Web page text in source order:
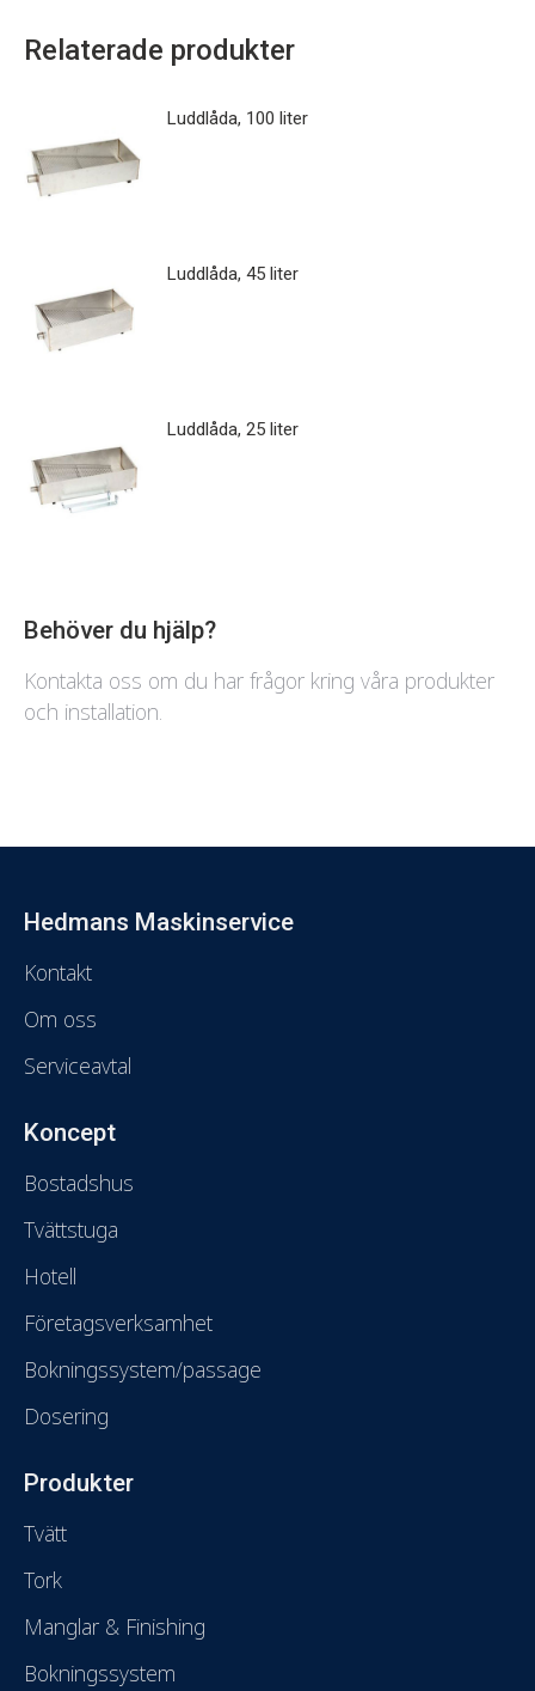
Relaterade produkter
Luddlåda, 100 liter
Luddlåda, 45 liter
Luddlåda, 25 liter
Behöver du hjälp?
Kontakta oss om du har frågor kring våra produkter
och installation.
Hedmans Maskinservice
Kontakt
Om oss
Serviceavtal
Koncept
Bostadshus
Tvättstuga
Hotell
Företagsverksamhet
Bokningssystem/passage
Dosering
Produkter
Tvätt
Tork
Manglar & Finishing
Bokningssystem